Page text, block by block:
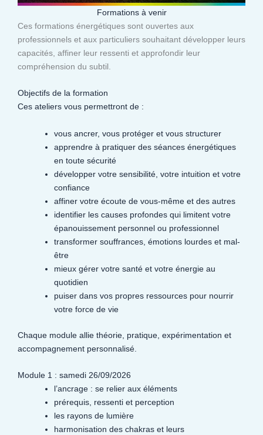
Formations à venir
Ces formations énergétiques sont ouvertes aux
professionnels et aux particuliers souhaitant développer leurs
capacités, affiner leur ressenti et approfondir leur
compréhension du subtil.​
Objectifs de la formation
Ces ateliers vous permettront de :
vous ancrer, vous protéger et vous structurer
apprendre à pratiquer des séances énergétiques
en toute sécurité
développer votre sensibilité, votre intuition et votre
confiance
affiner votre écoute de vous-même et des autres
identifier les causes profondes qui limitent votre
épanouissement personnel ou professionnel
transformer souffrances, émotions lourdes et mal-
être
mieux gérer votre santé et votre énergie au
quotidien
puiser dans vos propres ressources pour nourrir
votre force de vie
Chaque module allie théorie, pratique, expérimentation et
accompagnement personnalisé.
Module 1 : samedi 26/09/2026
l’ancrage : se relier aux éléments
prérequis, ressenti et perception
les rayons de lumière
harmonisation des chakras et leurs